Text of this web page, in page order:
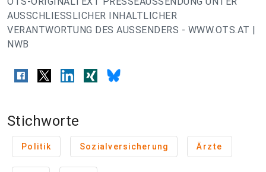
AUSSCHLIESSLICHER INHALTLICHER
VERANTWORTUNG DES AUSSENDERS - WWW.OTS.AT |
NWB
Stichworte
Politik Sozialversicherung Ärzte